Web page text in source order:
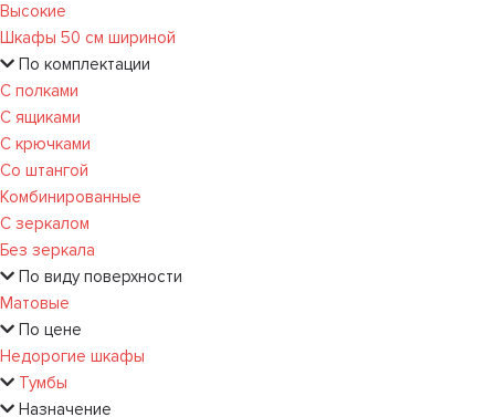
Высокие
Шкафы 50 см шириной
По комплектации
С полками
С ящиками
С крючками
Со штангой
Комбинированные
С зеркалом
Без зеркала
По виду поверхности
Матовые
По цене
Недорогие шкафы
Тумбы
Назначение